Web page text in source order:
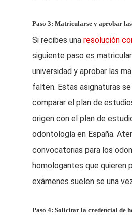
Paso 3: Matricularse y aprobar
Si recibes una resolución
siguiente paso es
universidad y aprobar las
falten. Estas asignaturas
comparar el plan de
origen con el plan de
odontología en España.
convocatorias para los
homologantes que quieren
exámenes suelen se una
Paso 4: Solicitar la credencial de